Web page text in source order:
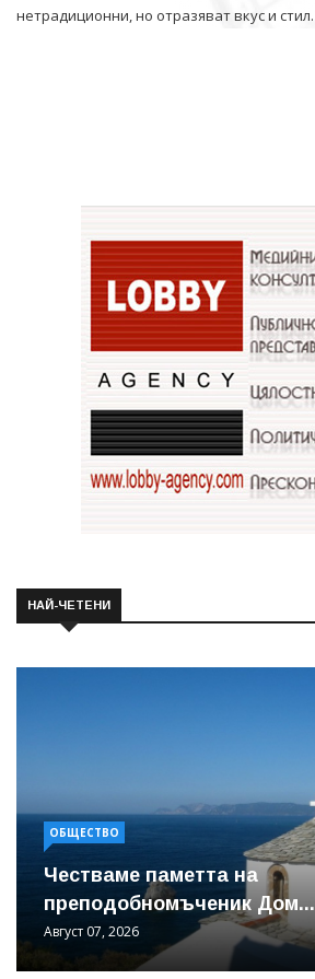
нетрадиционни, но отразяват вкус и стил.
НАЙ-ЧЕТЕНИ
ОБЩЕСТВО
Честваме паметта на
преподобномъченик Дом...
Август 07, 2026